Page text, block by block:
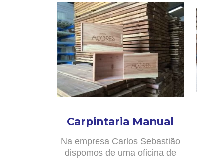
Carpintaria Manual
Na empresa Carlos Sebastião
dispomos de uma oficina de